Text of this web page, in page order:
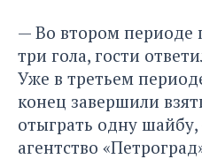
— Во втором периоде
три гола, гости
Уже в третьем
конец завершили
отыграть одну
агентство «Петроград